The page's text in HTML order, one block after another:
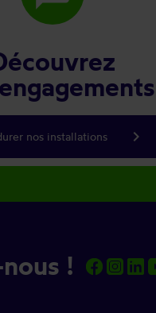
nos installations keyboard_arrow_right
!